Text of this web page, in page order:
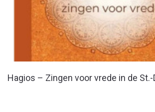
Hagios – Zingen voor vrede in de